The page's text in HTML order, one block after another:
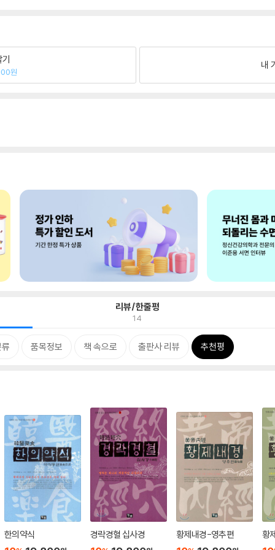
원
내
리뷰/한줄평
14
품목정보 책 속으로 출판사 리뷰 추천평
한의약식 경락경혈 십사경 황제내경-영추편 황